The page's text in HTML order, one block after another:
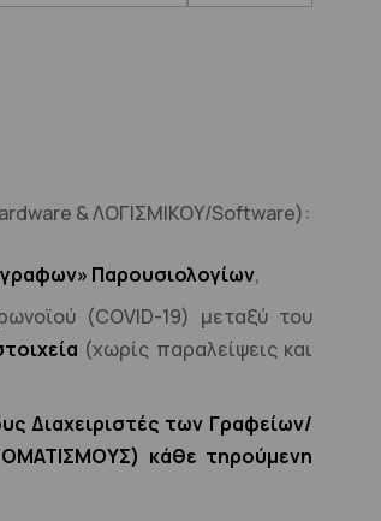
& ΛΟΓΙΣΜΙΚΟΥ/Software):
Παρουσιολογίων,
(COVID-19) μεταξύ του
(χωρίς παραλείψεις και
Διαχειριστές των Γραφείων/
κάθε τηρούμενη